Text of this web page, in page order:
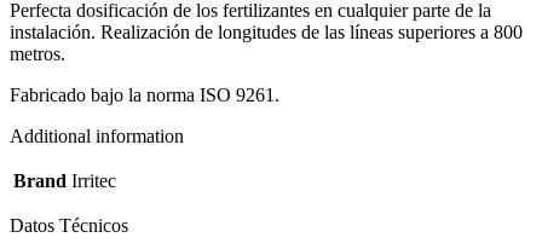
Perfecta dosificación de los fertilizantes en cualquier parte de la
instalación. Realización de longitudes de las líneas superiores a 800
metros.
Fabricado bajo la norma ISO 9261.
Additional information
Brand Irritec
Datos Técnicos